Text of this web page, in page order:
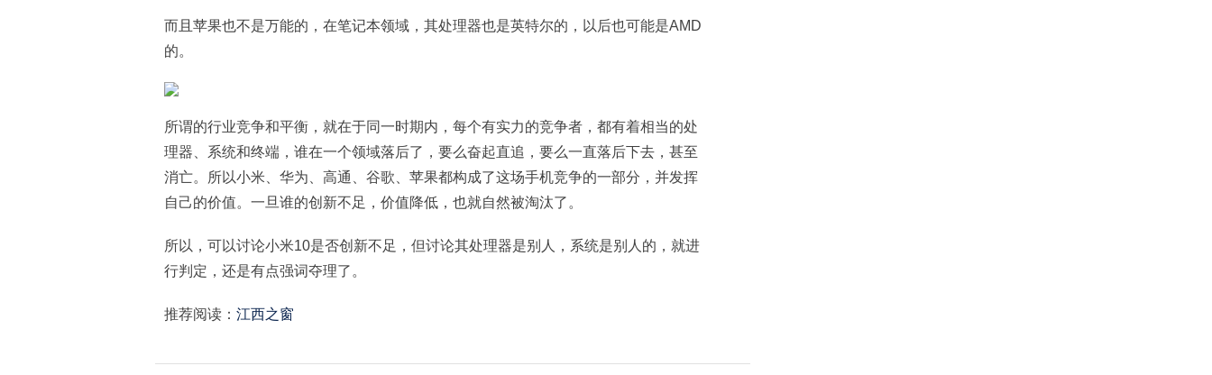
而且苹果也不是万能的，在笔记本领域，其处理器也是英特尔的，以后也可能是AMD
的。
所谓的行业竞争和平衡，就在于同一时期内，每个有实力的竞争者，都有着相当的处
理器、系统和终端，谁在一个领域落后了，要么奋起直追，要么一直落后下去，甚至
消亡。所以小米、华为、高通、谷歌、苹果都构成了这场手机竞争的一部分，并发挥
自己的价值。一旦谁的创新不足，价值降低，也就自然被淘汰了。
所以，可以讨论小米10是否创新不足，但讨论其处理器是别人，系统是别人的，就进
行判定，还是有点强词夺理了。
推荐阅读： 江西之窗